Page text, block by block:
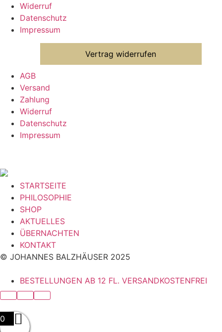
Widerruf
Datenschutz
Impressum
Vertrag widerrufen
AGB
Versand
Zahlung
Widerruf
Datenschutz
Impressum
STARTSEITE
PHILOSOPHIE
SHOP
AKTUELLES
ÜBERNACHTEN
KONTAKT
© JOHANNES BALZHÄUSER 2025
BESTELLUNGEN AB 12 FL. VERSANDKOSTENFREI
0